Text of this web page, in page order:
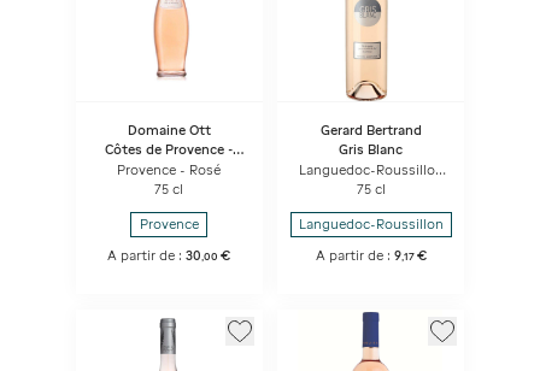
Domaine Ott
Côtes de Provence -
Château de Selle Rosé
Provence - Rosé
75 cl
Provence
A partir de :30,00 €
Gerard Bertrand
Gris Blanc
Languedoc-Roussillon
- Rosé
75 cl
Languedoc-Roussillon
A partir de : 9,17 €